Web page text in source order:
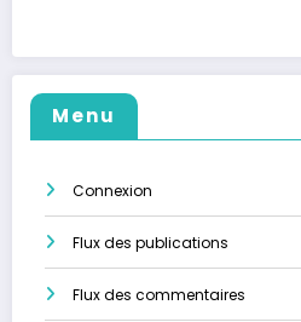
Menu
Connexion
Flux des publications
Flux des commentaires